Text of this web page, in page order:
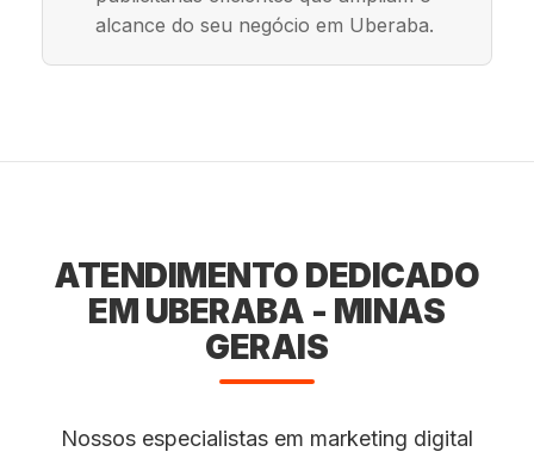
alcance do seu negócio em Uberaba.
ATENDIMENTO DEDICADO
EM UBERABA - MINAS
GERAIS
Nossos especialistas em marketing digital